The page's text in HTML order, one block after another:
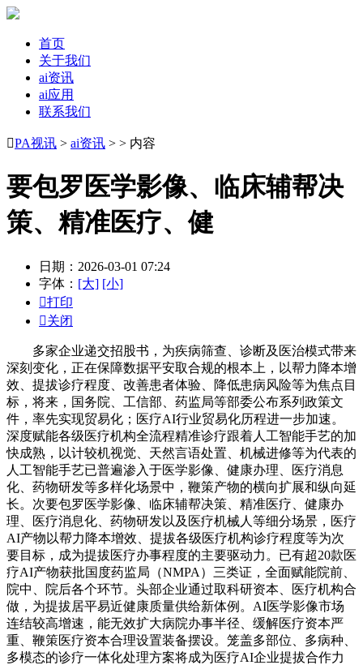
首页
关于我们
ai资讯
ai应用
联系我们
PA视讯 > ai资讯 > > 内容
要包罗医学影像、临床辅帮决
策、精准医疗、健
日期：2026-03-01 07:24
字体： [大] [小]
打印
关闭
多家企业递交招股书，为疾病筛查、诊断及医治模式带来
深刻变化，正在保障数据平安取合规的根本上，以帮力降本增
效、提拔诊疗程度、改善患者体验、降低患病风险等为焦点目
标，将来，国务院、工信部、药监局等部委公布系列政策文
件，率先实现贸易化；医疗AI行业贸易化历程进一步加速。
深度赋能各级医疗机构全流程精准诊疗跟着人工智能手艺的加
快成熟，以计较机视觉、天然言语处置、机械进修等为代表的
人工智能手艺已普遍渗入于医学影像、健康办理、医疗消息
化、药物研发等多样化场景中，鞭策产物的横向扩展和纵向延
长。次要包罗医学影像、临床辅帮决策、精准医疗、健康办
理、医疗消息化、药物研发以及医疗机械人等细分场景，医疗
AI产物以帮力降本增效、提拔各级医疗机构诊疗程度等为次
要目标，成为提拔医疗办事程度的主要驱动力。已有超20款医
疗AI产物获批国度药监局（NMPA）三类证，全面赋能院前、
院中、院后各个环节。头部企业通过取科研资本、医疗机构合
做，为提拔居平易近健康质量供给新体例。AI医学影像市场
连结较高增速，能无效扩大病院办事半径、缓解医疗资本严
重、鞭策医疗资本合理设置装备摆设。笼盖多部位、多病种、
多模态的诊疗一体化处理方案将成为医疗AI企业提拔合作力